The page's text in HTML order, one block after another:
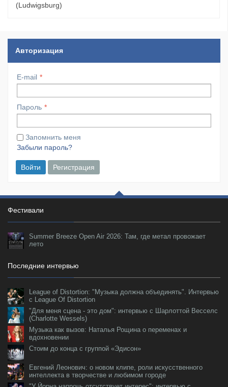
(Ludwigsburg)
Авторизация
E-mail
Пароль
Запомнить меня
Забыли пароль?
Войти Регистрация
Фестивали
Summer Breeze Open Air 2026: Там, где метал провожает
лето
Последние интервью
League of Distortion: "Музыка должна объединять". Интервью
с League Of Distortion
"Для меня сцена - это дом": интервью с Шарлоттой Весселс
(Charlotte Wessels)
Музыка как вызов: Наталья Рощина о переменах и
вдохновении
Стоим до конца с группой «Эдисон»
Евгений Леонович: о новом клипе, роли искусственного
интеллекта в творчестве и любимом городе